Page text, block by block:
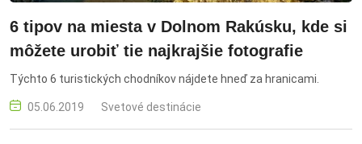
6 tipov na miesta v Dolnom Rakúsku, kde si
môžete urobiť tie najkrajšie fotografie
Týchto 6 turistických chodníkov nájdete hneď za hranicami.
05.06.2019 Svetové destinácie